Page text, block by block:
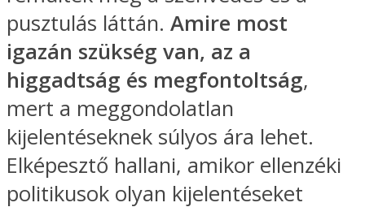
pusztulás láttán. Amire most
igazán szükség van, az a
higgadtság és megfontoltság,
mert a meggondolatlan
kijelentéseknek súlyos ára lehet.
Elképesztő hallani, amikor ellenzéki
politikusok olyan kijelentéseket